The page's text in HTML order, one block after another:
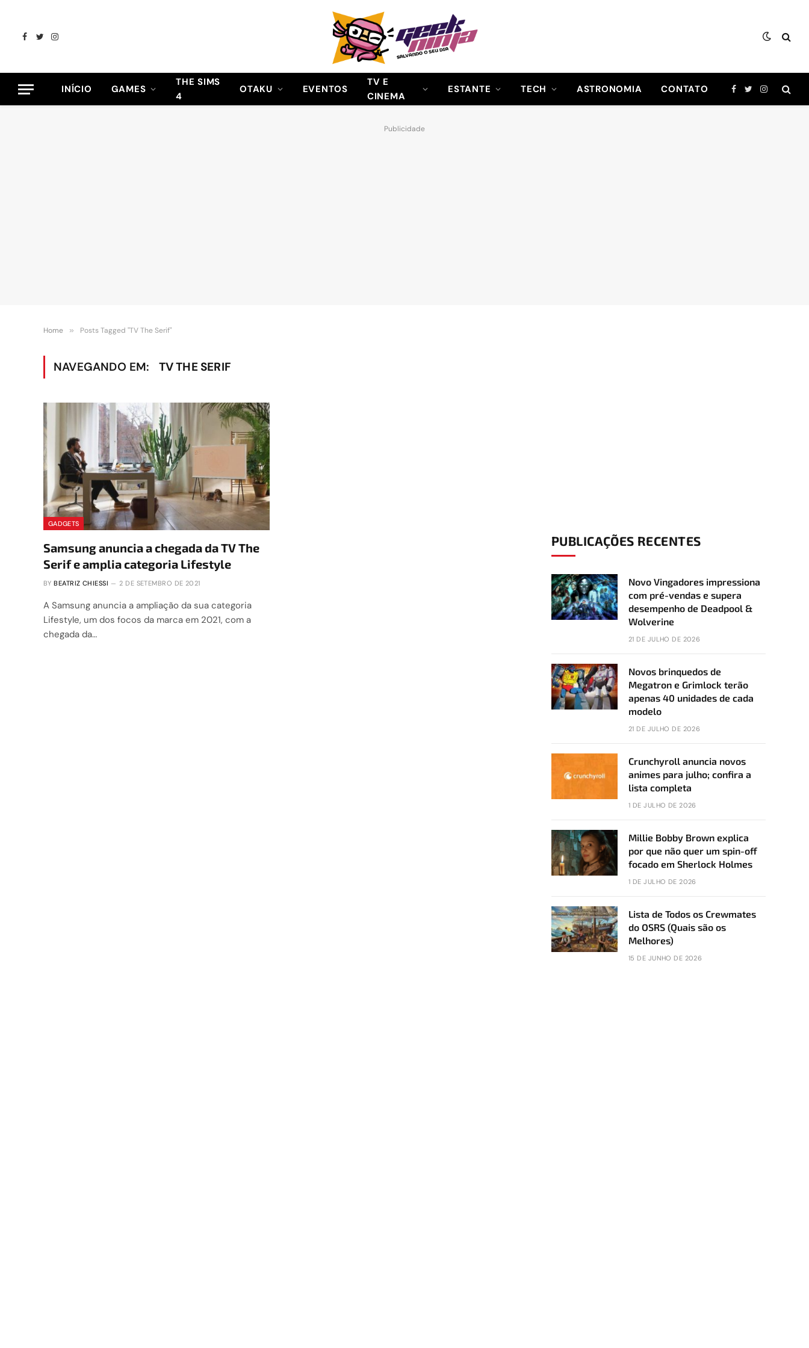
Facebook
TwitterInstagram
INÍCIO GAMES
THE SIMS
4
OTAKU EVENTOS
TV E
CINEMA
ESTANTE TECH ASTRONOMIA CONTATO Facebook
TwitterInstagram
Publicidade
Home » Posts Tagged "TV The Serif"
NAVEGANDO EM: TV THE SERIF
GADGETS
Samsung anuncia a chegada da TV The
Serif e amplia categoria Lifestyle
BY BEATRIZ CHIESSI 2 DE SETEMBRO DE 2021
A Samsung anuncia a ampliação da sua categoria
Lifestyle, um dos focos da marca em 2021, com a
chegada da…
PUBLICAÇÕES RECENTES
Novo Vingadores impressiona
com pré-vendas e supera
desempenho de Deadpool &
Wolverine
21 DE JULHO DE 2026
Novos brinquedos de
Megatron e Grimlock terão
apenas 40 unidades de cada
modelo
21 DE JULHO DE 2026
Crunchyroll anuncia novos
animes para julho; confira a
lista completa
1 DE JULHO DE 2026
Millie Bobby Brown explica
por que não quer um spin-off
focado em Sherlock Holmes
1 DE JULHO DE 2026
Lista de Todos os Crewmates
do OSRS (Quais são os
Melhores)
15 DE JUNHO DE 2026